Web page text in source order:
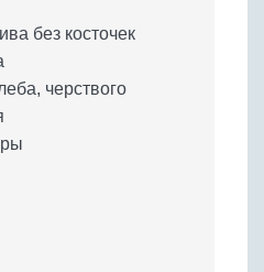
без косточек
черствого